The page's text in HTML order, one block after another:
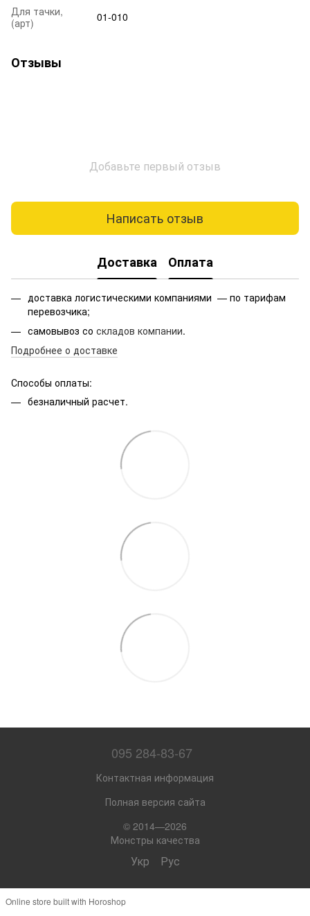
Для тачки,
(арт)
01-010
Отзывы
Добавьте первый отзыв
Написать отзыв
Доставка Оплата
доставка логистическими компаниями — по тарифам
перевозчика;
самовывоз со складов компании.
Подробнее о доставке
Способы оплаты:
безналичный расчет.
095 284-83-67
Контактная информация
Полная версия сайта
© 2014—2026
Монстры качества
Укр Рус
Online store built with Horoshop